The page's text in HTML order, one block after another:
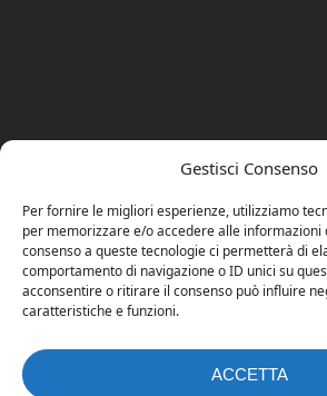
Gestisci Consenso
Per fornire le migliori esperienze, utilizziamo
per memorizzare e/o accedere alle informazioni
consenso a queste tecnologie ci permetterà di
comportamento di navigazione o ID unici su
acconsentire o ritirare il consenso può influire
caratteristiche e funzioni.
ACCETTA